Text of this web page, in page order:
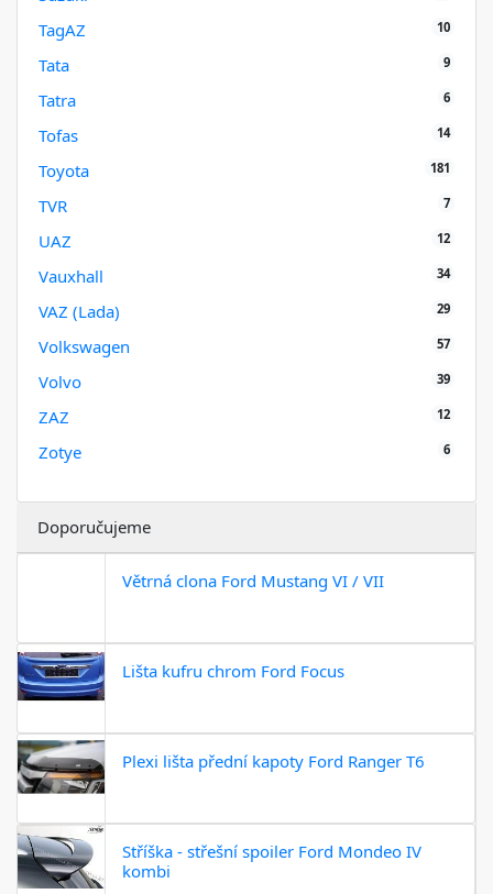
TagAZ 10
Tata 9
Tatra 6
Tofas 14
Toyota 181
TVR 7
UAZ 12
Vauxhall 34
VAZ (Lada) 29
Volkswagen 57
Volvo 39
ZAZ 12
Zotye 6
Doporučujeme
Větrná clona Ford Mustang VI / VII
Lišta kufru chrom Ford Focus
Plexi lišta přední kapoty Ford Ranger T6
Stříška - střešní spoiler Ford Mondeo IV
kombi